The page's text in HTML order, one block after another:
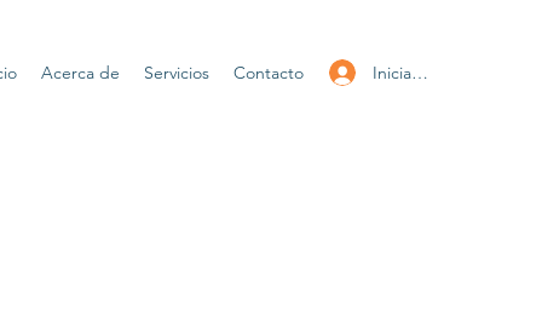
Iniciar sesión
Acerca de Servicios Contacto